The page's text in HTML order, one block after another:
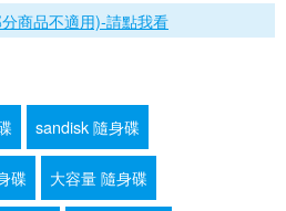
商品不適用)-請點我看
sandisk 隨身碟
碟 大容量 隨身碟